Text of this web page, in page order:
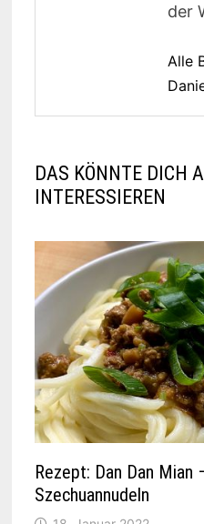
der
Alle
DAS KÖNNTE DICH
INTERESSIEREN
Rezept: Dan Dan Mian
Szechuannudeln